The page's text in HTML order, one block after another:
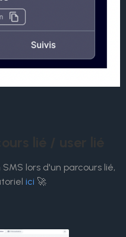
lors d'un parcours lié,
ici 🚀